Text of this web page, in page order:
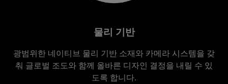
물리 기반
광범위한 네이티브 물리 기반 소재와 카메라 시스템을 갖
춰 글로벌 조도와 함께 올바른 디자인 결정을 내릴 수 있
도록 합니다.